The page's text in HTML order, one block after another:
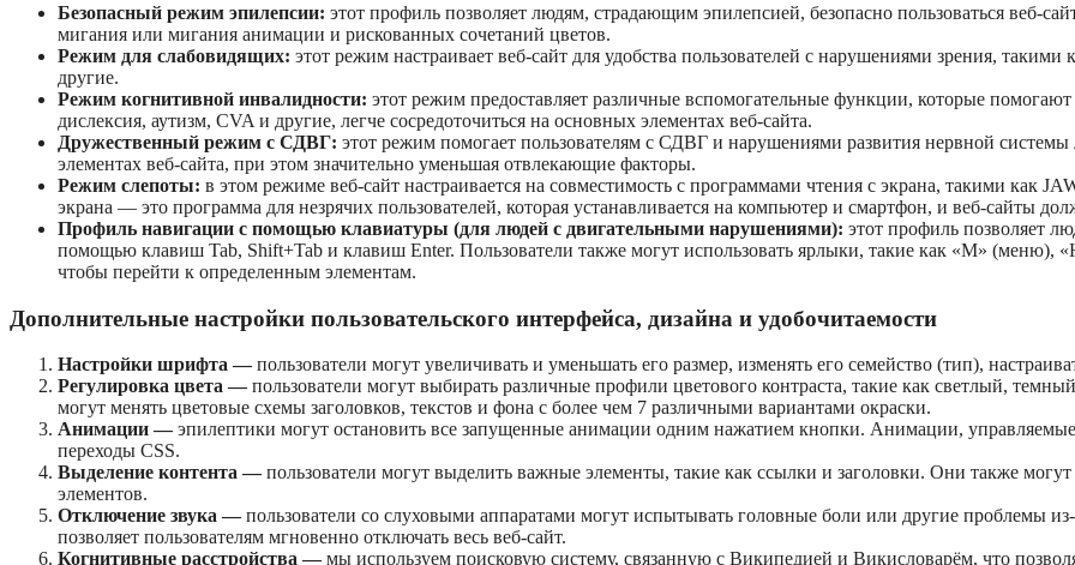
Безопасный режим эпилепсии: этот профиль позволяет людям, страдающим эпилепсией, безопасно пользоваться веб-
мигания или мигания анимации и рискованных сочетаний цветов.
Режим для слабовидящих: этот режим настраивает веб-сайт для удобства пользователей с нарушениями зрения, такими
другие.
Режим когнитивной инвалидности: этот режим предоставляет различные вспомогательные функции, которые
дислексия, аутизм, CVA и другие, легче сосредоточиться на основных элементах веб-сайта.
Дружественный режим с СДВГ: этот режим помогает пользователям с СДВГ и нарушениями развития нервной системы
элементах веб-сайта, при этом значительно уменьшая отвлекающие факторы.
Режим слепоты: в этом режиме веб-сайт настраивается на совместимость с программами чтения с экрана, такими как
экрана — это программа для незрячих пользователей, которая устанавливается на компьютер и смартфон, и веб-сайты
Профиль навигации с помощью клавиатуры (для людей с двигательными нарушениями): этот профиль позволяет
помощью клавиш Tab, Shift+Tab и клавиш Enter. Пользователи также могут использовать ярлыки, такие как «M» (меню),
чтобы перейти к определенным элементам.
Дополнительные настройки пользовательского интерфейса, дизайна и удобочитаемости
Настройки шрифта —пользователи могут увеличивать и уменьшать его размер, изменять его семейство (тип),
Регулировка цвета —пользователи могут выбирать различные профили цветового контраста, такие как светлый,
могут менять цветовые схемы заголовков, текстов и фона с более чем 7 различными вариантами окраски.
Анимации —эпилептики могут остановить все запущенные анимации одним нажатием кнопки. Анимации,
переходы CSS.
Выделение контента —пользователи могут выделить важные элементы, такие как ссылки и заголовки. Они также
элементов.
Отключение звука —пользователи со слуховыми аппаратами могут испытывать головные боли или другие проблемы из-
позволяет пользователям мгновенно отключать весь веб-сайт.
Когнитивные расстройства —мы используем поисковую систему, связанную с Википедией и Викисловарём, что